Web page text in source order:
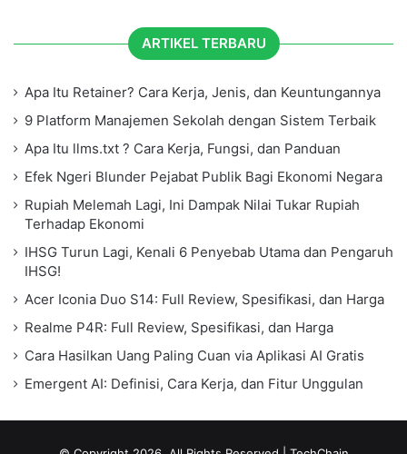
ARTIKEL TERBARU
Apa Itu Retainer? Cara Kerja, Jenis, dan Keuntungannya
9 Platform Manajemen Sekolah dengan Sistem Terbaik
Apa Itu llms.txt ? Cara Kerja, Fungsi, dan Panduan
Efek Ngeri Blunder Pejabat Publik Bagi Ekonomi Negara
Rupiah Melemah Lagi, Ini Dampak Nilai Tukar Rupiah
Terhadap Ekonomi
IHSG Turun Lagi, Kenali 6 Penyebab Utama dan Pengaruh
IHSG!
Acer Iconia Duo S14: Full Review, Spesifikasi, dan Harga
Realme P4R: Full Review, Spesifikasi, dan Harga
Cara Hasilkan Uang Paling Cuan via Aplikasi AI Gratis
Emergent AI: Definisi, Cara Kerja, dan Fitur Unggulan